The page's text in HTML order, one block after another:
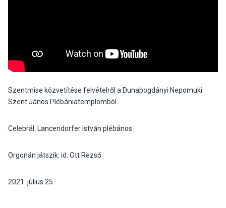
Szentmise közvetítése felvételről a Dunabogdányi Nepomuki
Szent János Plébániatemplomból
Celebrál: Lancendorfer István plébános
Orgonán játszik: id. Ott Rezső
2021. július 25.